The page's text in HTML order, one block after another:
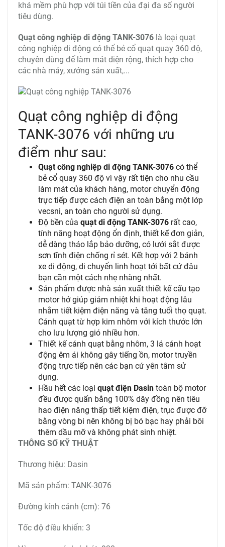
khá mềm phù hợp với túi tiền của đại đa số người
tiêu dùng.
Quạt công nghiệp di động TANK-3076 là loại quạt
công nghiệp di động có thể bẻ cổ quạt quay 360 độ,
chuyên dùng để làm mát diện rộng, thích hợp cho
các nhà máy, xưởng sản xuất,...
Quạt công nghiệp di động
TANK-3076 với những ưu
điểm như sau:
Quạt công nghiệp di động TANK-3076 có thể
bẻ cổ quay 360 độ vì vậy rất tiện cho nhu cầu
làm mát của khách hàng, motor chuyển động
trực tiếp được cách điện an toàn bằng một lớp
vecsni, an toàn cho người sử dụng.
Độ bền của quạt di động TANK-3076 rất cao,
tính năng hoạt động ổn định, thiết kế đơn giản,
dễ dàng tháo lắp bảo dưỡng, có lưới sắt được
sơn tĩnh điện chống rỉ sét. Kết hợp với 2 bánh
xe di động, di chuyển linh hoạt tới bất cứ đâu
bạn cần một cách nhẹ nhàng nhất.
Sản phẩm được nhà sản xuất thiết kế cấu tạo
motor hở giúp giảm nhiệt khi hoạt động lâu
nhằm tiết kiệm điện năng và tăng tuổi thọ quạt.
Cánh quạt từ hợp kim nhôm với kích thước lớn
cho lưu lượng gió nhiều hơn.
Thiết kế cánh quạt bằng nhôm, 3 lá cánh hoạt
động êm ái không gây tiếng ồn, motor truyền
động trực tiếp nên các bạn cứ yên tâm sử
dụng.
Hầu hết các loại quạt điện Dasin toàn bộ motor
đều được quấn bằng 100% dây đồng nên tiêu
hao điện năng thấp tiết kiệm điện, trục được đỡ
bằng vòng bi nên không bị bó bạc hay phải bôi
thêm dầu mỡ và không phát sinh nhiệt.
THÔNG SỐ KỸ THUẬT
Thương hiệu: Dasin
Mã sản phẩm: TANK-3076
Đường kính cánh (cm): 76
Tốc độ điều khiển: 3